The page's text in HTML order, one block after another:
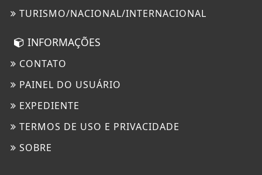
TURISMO/NACIONAL/INTERNACIONAL
INFORMAÇÕES
CONTATO
PAINEL DO USUÁRIO
EXPEDIENTE
TERMOS DE USO E PRIVACIDADE
SOBRE